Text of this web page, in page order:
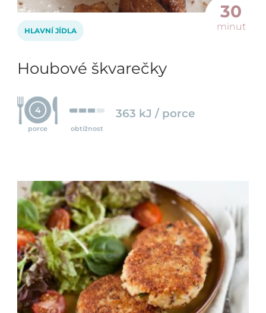
30
minut
HLAVNÍ JÍDLA
Houbové škvarečky
4
porce obtížnost
363 kJ / porce